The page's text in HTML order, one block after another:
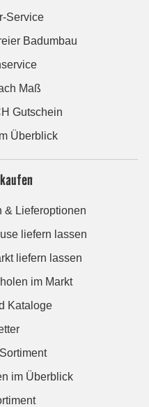
Service
Badumbau
Maß
Gutschein
Überblick
& Lieferoptionen
liefern lassen
liefern lassen
im Markt
Kataloge
im Überblick